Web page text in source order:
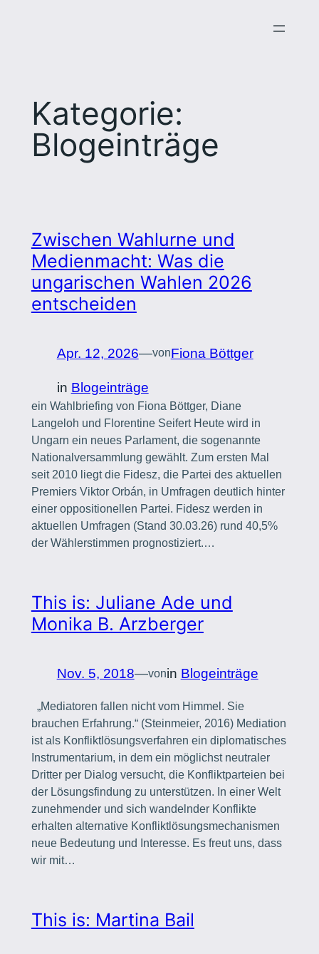
Kategorie:
Blogeinträge
Zwischen Wahlurne und
Medienmacht: Was die
ungarischen Wahlen 2026
entscheiden
Apr. 12, 2026—vonFiona Böttger
in Blogeinträge
ein Wahlbriefing von Fiona Böttger, Diane
Langeloh und Florentine Seifert Heute wird in
Ungarn ein neues Parlament, die sogenannte
Nationalversammlung gewählt. Zum ersten Mal
seit 2010 liegt die Fidesz, die Partei des aktuellen
Premiers Viktor Orbán, in Umfragen deutlich hinter
einer oppositionellen Partei. Fidesz werden in
aktuellen Umfragen (Stand 30.03.26) rund 40,5%
der Wählerstimmen prognostiziert.…
This is: Juliane Ade und
Monika B. Arzberger
Nov. 5, 2018—vonin Blogeinträge
„Mediatoren fallen nicht vom Himmel. Sie
brauchen Erfahrung.“ (Steinmeier, 2016) Mediation
ist als Konfliktlösungsverfahren ein diplomatisches
Instrumentarium, in dem ein möglichst neutraler
Dritter per Dialog versucht, die Konfliktparteien bei
der Lösungsfindung zu unterstützen. In einer Welt
zunehmender und sich wandelnder Konflikte
erhalten alternative Konfliktlösungsmechanismen
neue Bedeutung und Interesse. Es freut uns, dass
wir mit…
This is: Martina Bail